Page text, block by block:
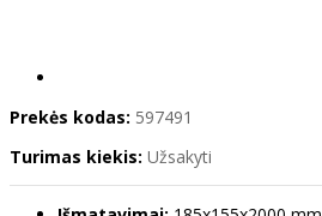
Prekės kodas: 597491
Turimas kiekis: Užsakyti